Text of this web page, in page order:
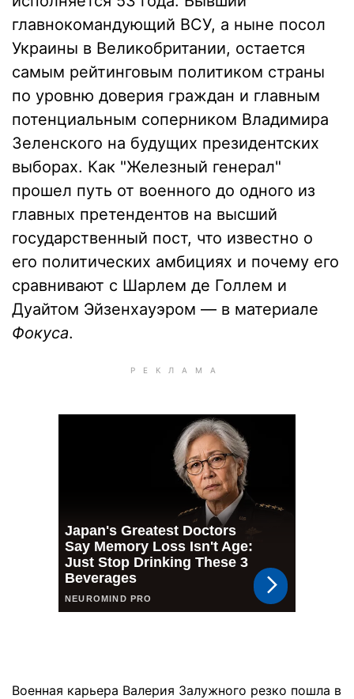
главнокомандующий ВСУ, а ныне посол
Украины в Великобритании, остается
самым рейтинговым политиком страны
по уровню доверия граждан и главным
потенциальным соперником Владимира
Зеленского на будущих президентских
выборах. Как "Железный генерал"
прошел путь от военного до одного из
главных претендентов на высший
государственный пост, что известно о
его политических амбициях и почему его
сравнивают с Шарлем де Голлем и
Дуайтом Эйзенхауэром — в материале
Фокуса.
Военная карьера Валерия Залужного резко пошла в